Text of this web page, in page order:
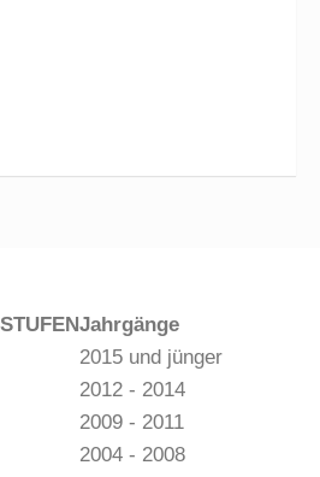
Jahrgänge
2015 und jünger
2012 - 2014
2009 - 2011
2004 - 2008